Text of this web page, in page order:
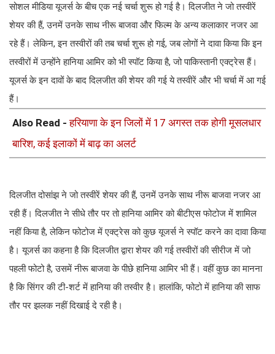
सोशल मीडिया यूजर्स के बीच एक नई चर्चा शुरू हो गई है। दिलजीत ने जो तस्वीरें
शेयर की हैं, उनमें उनके साथ नीरू बाजवा और फिल्म के अन्य कलाकार नजर आ
रहे हैं। लेकिन, इन तस्वीरों की तब चर्चा शुरू हो गई, जब लोगों ने दावा किया कि इन
तस्वीरों में उन्होंने हानिया आमिर को भी स्पॉट किया है, जो पाकिस्तानी एक्ट्रेस हैं।
यूजर्स के इन दावों के बाद दिलजीत की शेयर की गई ये तस्वीरें और भी चर्चा में आ गई
हैं।
Also Read -हरियाणा के इन जिलों में 17 अगस्त तक होगी मूसलधार
बारिश, कई इलाकों में बाढ़ का अलर्ट
दिलजीत दोसांझ ने जो तस्वीरें शेयर की हैं, उनमें उनके साथ नीरू बाजवा नजर आ
रही हैं। दिलजीत ने सीधे तौर पर तो हानिया आमिर को बीटीएस फोटोज में शामिल
नहीं किया है, लेकिन फोटोज में एक्ट्रेस को कुछ यूजर्स ने स्पॉट करने का दावा किया
है। यूजर्स का कहना है कि दिलजीत द्वारा शेयर की गई तस्वीरों की सीरीज में जो
पहली फोटो है, उसमें नीरू बाजवा के पीछे हानिया आमिर भी हैं। वहीं कुछ का मानना
है कि सिंगर की टी-शर्ट में हानिया की तस्वीर है। हालांकि, फोटो में हानिया की साफ
तौर पर झलक नहीं दिखाई दे रही है।